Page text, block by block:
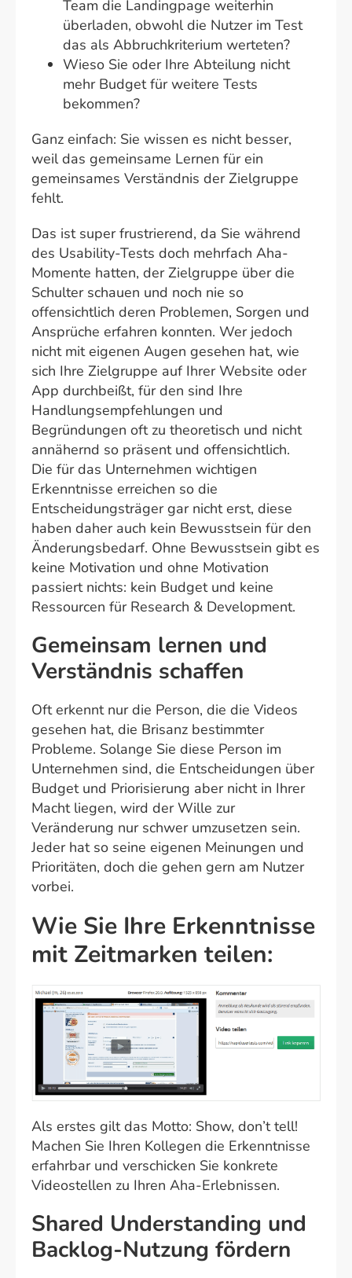
Team die Landingpage weiterhin
überladen, obwohl die Nutzer im Test
das als Abbruchkriterium werteten?
Wieso Sie oder Ihre Abteilung nicht
mehr Budget für weitere Tests
bekommen?
Ganz einfach: Sie wissen es nicht besser,
weil das gemeinsame Lernen für ein
gemeinsames Verständnis der Zielgruppe
fehlt.
Das ist super frustrierend, da Sie während
des Usability-Tests doch mehrfach Aha-
Momente hatten, der Zielgruppe über die
Schulter schauen und noch nie so
offensichtlich deren Problemen, Sorgen und
Ansprüche erfahren konnten. Wer jedoch
nicht mit eigenen Augen gesehen hat, wie
sich Ihre Zielgruppe auf Ihrer Website oder
App durchbeißt, für den sind Ihre
Handlungsempfehlungen und
Begründungen oft zu theoretisch und nicht
annähernd so präsent und offensichtlich.
Die für das Unternehmen wichtigen
Erkenntnisse erreichen so die
Entscheidungsträger gar nicht erst, diese
haben daher auch kein Bewusstsein für den
Änderungsbedarf. Ohne Bewusstsein gibt es
keine Motivation und ohne Motivation
passiert nichts: kein Budget und keine
Ressourcen für Research & Development.
Gemeinsam lernen und
Verständnis schaffen
Oft erkennt nur die Person, die die Videos
gesehen hat, die Brisanz bestimmter
Probleme. Solange Sie diese Person im
Unternehmen sind, die Entscheidungen über
Budget und Priorisierung aber nicht in Ihrer
Macht liegen, wird der Wille zur
Veränderung nur schwer umzusetzen sein.
Jeder hat so seine eigenen Meinungen und
Prioritäten, doch die gehen gern am Nutzer
vorbei.
Wie Sie Ihre Erkenntnisse
mit Zeitmarken teilen:
Als erstes gilt das Motto: Show, don’t tell!
Machen Sie Ihren Kollegen die Erkenntnisse
erfahrbar und verschicken Sie konkrete
Videostellen zu Ihren Aha-Erlebnissen.
Shared Understanding und
Backlog-Nutzung fördern